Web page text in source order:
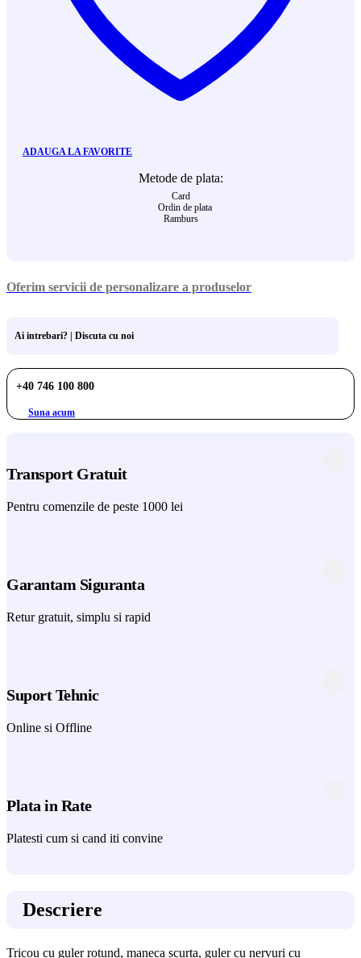
ADAUGA LA FAVORITE
Metode de plata:
Card
Ordin de plata
Ramburs
Oferim servicii de personalizare a produselor
Ai intrebari? | Discuta cu noi
+40 746 100 800
Suna acum
Transport Gratuit
Pentru comenzile de peste 1000 lei
Garantam Siguranta
Retur gratuit, simplu si rapid
Suport Tehnic
Online si Offline
Plata in Rate
Platesti cum si cand iti convine
Descriere
Tricou cu guler rotund, maneca scurta, guler cu nervuri cu